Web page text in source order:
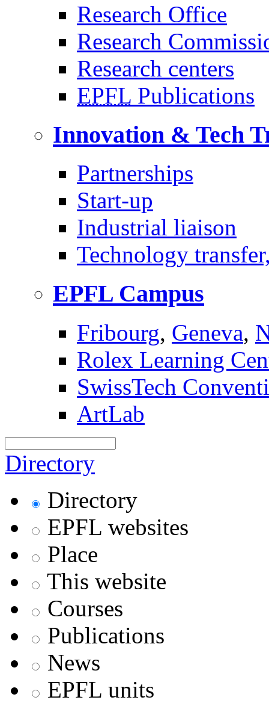
Research Office
Research
Research centers
EPFL Publications
Innovation & Tech
Partnerships
Start-up
Industrial liaison
Technology
EPFL Campus
Fribourg, Geneva,
Rolex Learning
SwissTech
ArtLab
Directory
Directory
EPFL websites
Place
This website
Courses
Publications
News
EPFL units